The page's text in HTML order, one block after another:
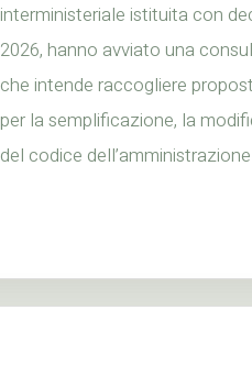
interministeriale istituita con
2026, hanno avviato una
che intende raccogliere
per la semplificazione, la
del codice